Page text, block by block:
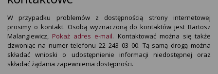
W przypadku problemów z dostępnością strony internetowej
prosimy o kontakt. Osobą wyznaczoną do kontaktów jest Bartosz
Malangiewicz, Pokaż adres e-mail. Kontaktować można się także
dzwoniąc na numer telefonu22 243 03 00. Tą samą drogą można
składać wnioski o udostępnienie informacji niedostępnej oraz
składać żądania zapewnienia dostępności.